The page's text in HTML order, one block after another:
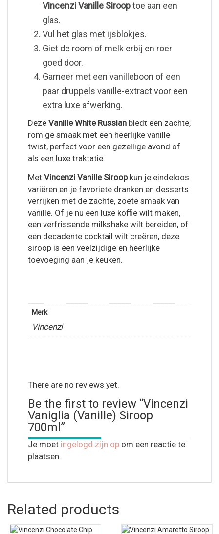
Vincenzi Vanille Sirooptoe aan een
glas.
Vul het glas met ijsblokjes.
Giet de room of melk erbij en roer
goed door.
Garneer met een vanilleboon of een
paar druppels vanille-extract voor een
extra luxe afwerking.
Deze Vanille White Russian biedt een zachte,
romige smaak met een heerlijke vanille
twist, perfect voor een gezellige avond of
als een luxe traktatie.
Met Vincenzi Vanille Siroopkun je eindeloos
variëren en je favoriete dranken en desserts
verrijken met de zachte, zoete smaak van
vanille. Of je nu een luxe koffie wilt maken,
een verfrissende milkshake wilt bereiden, of
een decadente cocktail wilt creëren, deze
siroop is een veelzijdige en heerlijke
toevoeging aan je keuken.
Merk
Vincenzi
There are no reviews yet.
Be the first to review “Vincenzi
Vaniglia (Vanille) Siroop
700ml”
Je moet ingelogd zijn op om een reactie te
plaatsen.
Related products